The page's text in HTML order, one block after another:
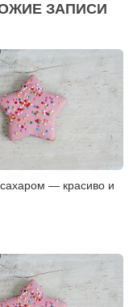
ЗАПИСИ
— красиво и